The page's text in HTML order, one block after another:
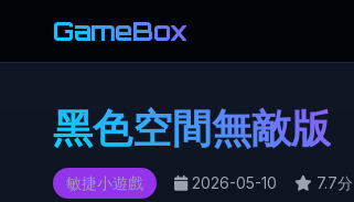
GameBox
黑色空間無敵版
敏捷小遊戲 2026-05-10 7.7分